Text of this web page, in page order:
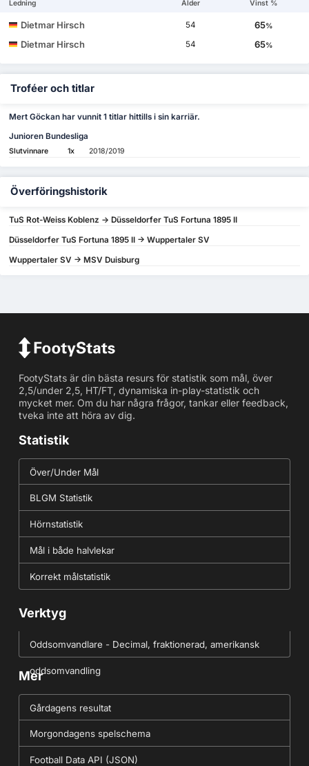
Ledning Ålder Vinst %
Dietmar Hirsch 54 65%
Dietmar Hirsch 54 65%
Troféer och titlar
Mert Göckan har vunnit 1 titlar hittills i sin karriär.
Junioren Bundesliga
Slutvinnare 1x 2018/2019
Överföringshistorik
TuS Rot-Weiss Koblenz -> Düsseldorfer TuS Fortuna 1895 II
Düsseldorfer TuS Fortuna 1895 II -> Wuppertaler SV
Wuppertaler SV -> MSV Duisburg
FootyStats är din bästa resurs för statistik som mål, över
2,5/under 2,5, HT/FT, dynamiska in-play-statistik och
mycket mer. Om du har några frågor, tankar eller feedback,
tveka inte att höra av dig.
Statistik
Över/Under Mål
BLGM Statistik
Hörnstatistik
Mål i både halvlekar
Korrekt målstatistik
Verktyg
Oddsomvandlare - Decimal, fraktionerad, amerikansk
oddsomvandling
Mer
Gårdagens resultat
Morgondagens spelschema
Football Data API (JSON)